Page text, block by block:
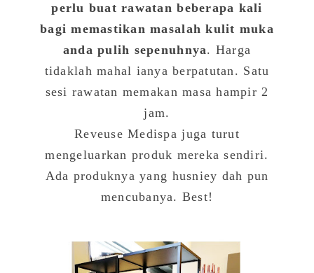
perlu buat rawatan beberapa kali
bagi memastikan masalah kulit muka
anda pulih sepenuhnya. Harga
tidaklah mahal ianya berpatutan. Satu
sesi rawatan memakan masa hampir 2
jam.
Reveuse Medispa juga turut
mengeluarkan produk mereka sendiri.
Ada produknya yang husniey dah pun
mencubanya. Best!